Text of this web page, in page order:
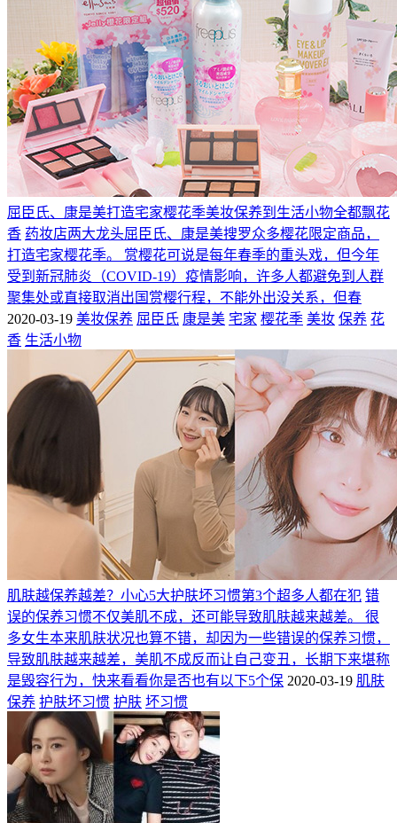
屈臣氏、康是美打造宅家樱花季美妆保养到生活小物全都飘花
香 药妆店两大龙头屈臣氏、康是美搜罗众多樱花限定商品，
打造宅家樱花季。 赏樱花可说是每年春季的重头戏，但今年
受到新冠肺炎（COVID-19）疫情影响，许多人都避免到人群
聚集处或直接取消出国赏樱行程，不能外出没关系，但春
2020-03-19 美妆保养 屈臣氏 康是美 宅家 樱花季 美妆 保养 花
香 生活小物
肌肤越保养越差？小心5大护肤坏习惯第3个超多人都在犯 错
误的保养习惯不仅美肌不成，还可能导致肌肤越来越差。 很
多女生本来肌肤状况也算不错，却因为一些错误的保养习惯，
导致肌肤越来越差，美肌不成反而让自己变丑，长期下来堪称
是毁容行为，快来看看你是否也有以下5个保 2020-03-19 肌肤
保养 护肤坏习惯 护肤 坏习惯